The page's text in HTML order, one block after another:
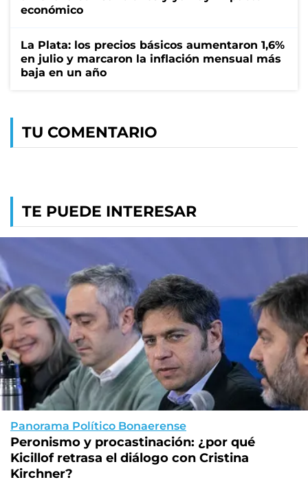
económico
La Plata: los precios básicos aumentaron 1,6%
en julio y marcaron la inflación mensual más
baja en un año
TU COMENTARIO
TE PUEDE INTERESAR
Panorama Político Bonaerense
Peronismo y procastinación: ¿por qué
Kicillof retrasa el diálogo con Cristina
Kirchner?